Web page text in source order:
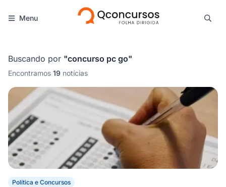
Menu
Buscando por "concurso pc go"
Encontramos 19 notícias
Política e Concursos